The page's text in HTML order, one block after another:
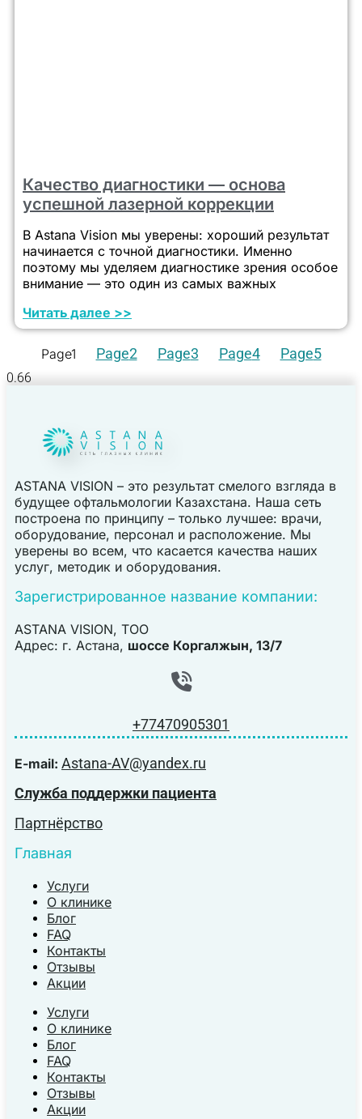
Качество диагностики — основа
успешной лазерной коррекции
В Astana Vision мы уверены: хороший результат
начинается с точной диагностики. Именно
поэтому мы уделяем диагностике зрения особое
внимание — это один из самых важных
Читать далее >>
Page1 Page2 Page3 Page4 Page5
ASTANA VISION – это результат смелого взгляда в
будущее офтальмологии Казахстана. Наша сеть
построена по принципу – только лучшее: врачи,
оборудование, персонал и расположение. Мы
уверены во всем, что касается качества наших
услуг, методик и оборудования.
Зарегистрированное название компании:
ASTANA VISION, TOO
Адрес: г. Астана, шоссе Коргалжын, 13/7
+77470905301
E-mail: Astana-AV@yandex.ru
Служба поддержки пациента
Партнёрство
Главная
Услуги
О клинике
Блог
FAQ
Контакты
Отзывы
Акции
Услуги
О клинике
Блог
FAQ
Контакты
Отзывы
Акции